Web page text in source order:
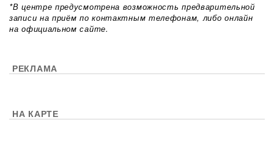
*В центре предусмотрена возможность предварительной
записи на приём по контактным телефонам, либо онлайн
на официальном сайте.
РЕКЛАМА
НА КАРТЕ